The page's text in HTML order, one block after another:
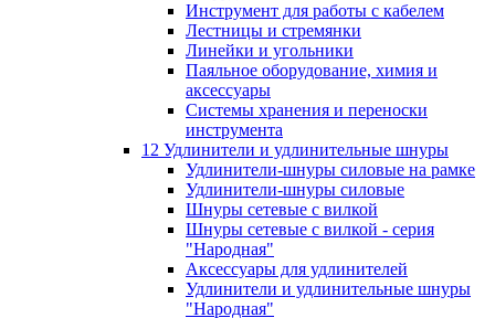
Инструмент для работы с кабелем
Лестницы и стремянки
Линейки и угольники
Паяльное оборудование, химия и
аксессуары
Системы хранения и переноски
инструмента
12 Удлинители и удлинительные шнуры
Удлинители-шнуры силовые на рамке
Удлинители-шнуры силовые
Шнуры сетевые с вилкой
Шнуры сетевые с вилкой - серия
"Народная"
Аксессуары для удлинителей
Удлинители и удлинительные шнуры
"Народная"